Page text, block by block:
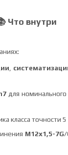
Что внутри
для
класса точности 5
M12x1,5-